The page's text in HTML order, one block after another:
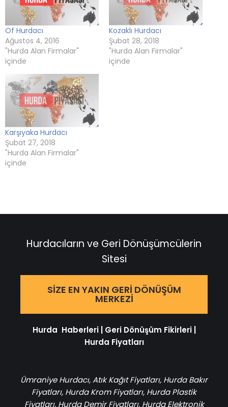
Of Hurdacı
Ağustos 4, 2016
"Hurda Alan Firmalar"
içinde
Kozaklı Hurdacı
Şubat 28, 2018
"Hurda Alan Firmalar"
içinde
Karşıyaka Hurdacı
Şubat 27, 2018
"Hurda Alan Firmalar"
içinde
Hurdacıların ve Geri Dönüşümcülerin
Sitesi
SIZE EN YAKIN GERI DÖNÜŞÜM
MERKEZI
Hurda Haberleri| Geri Dönüşüm Fikirleri|
Hurda Fiyatları
Ümraniye Hurdacı,Atık Kağıt Fiyatları, Hurda Bakır
Fiyatları, Hurda Krom Fiyatları, Hurda Plastik
Fiyatları, Hurda Demir Fiyatları, Hurda Elektronik